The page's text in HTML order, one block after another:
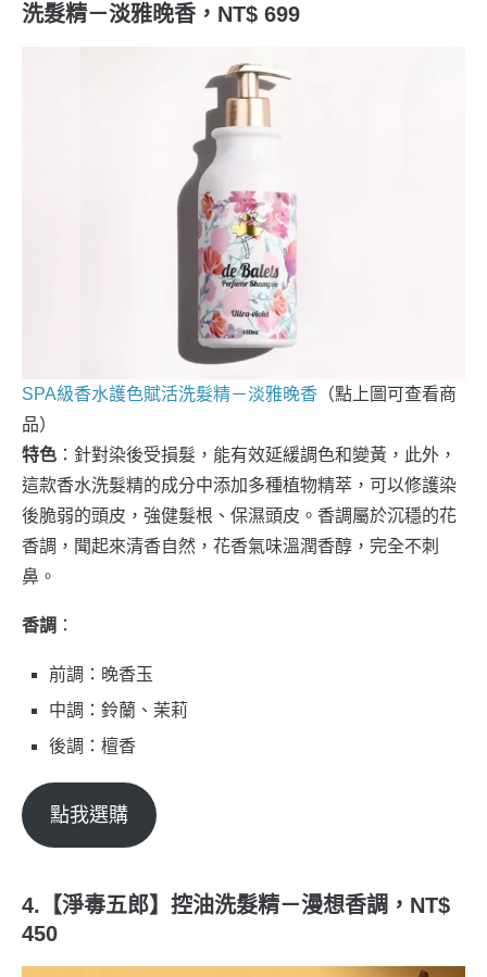
洗髮精－淡雅晚香，NT$ 699
SPA級香水護色賦活洗髮精－淡雅晚香 （點上圖可查看商
品）
特色 ：針對染後受損髮，能有效延緩調色和變黃，此外，
這款香水洗髮精的成分中添加多種植物精萃，可以修護染
後脆弱的頭皮，強健髮根、保濕頭皮。香調屬於沉穩的花
香調，聞起來清香自然，花香氣味溫潤香醇，完全不刺
鼻。
香調 ：
前調：晚香玉
中調：鈴蘭、茉莉
後調：檀香
點我選購
4.【淨毒五郎】控油洗髮精－漫想香調，NT$
450